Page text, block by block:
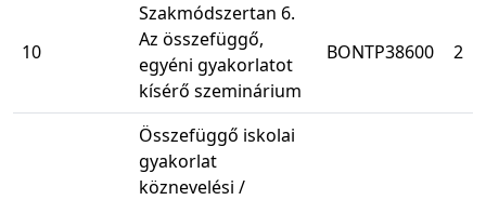
10
Szakmódszertan 6.
Az összefüggő,
egyéni gyakorlatot
kísérő szeminárium
BONTP38600 2
Összefüggő iskolai
gyakorlat
köznevelési /